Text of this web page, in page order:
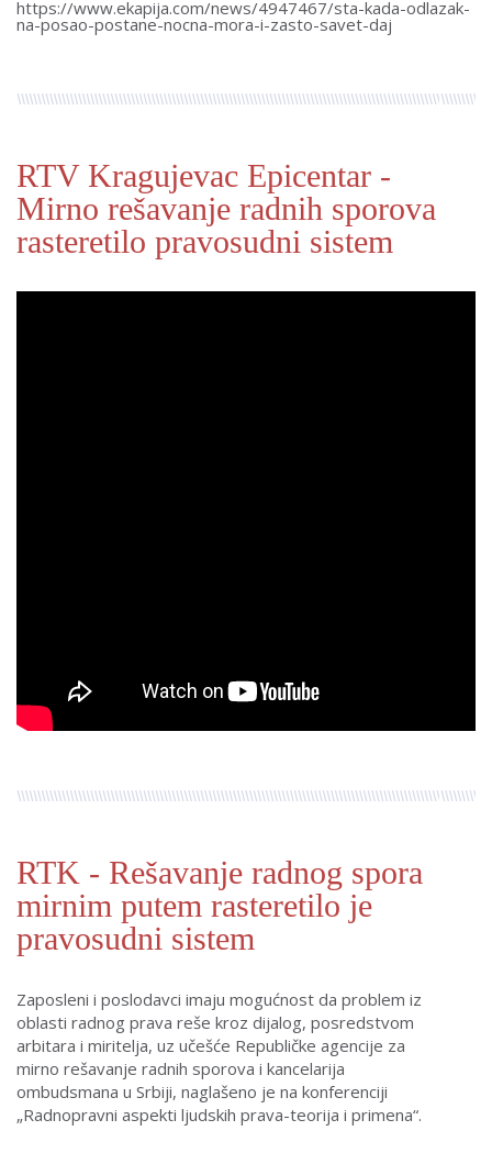
https://www.ekapija.com/news/4947467/sta-kada-odlazak-
na-posao-postane-nocna-mora-i-zasto-savet-daj
RTV Kragujevac Epicentar -
Mirno rešavanje radnih sporova
rasteretilo pravosudni sistem
RTK - Rešavanje radnog spora
mirnim putem rasteretilo je
pravosudni sistem
Zaposleni i poslodavci imaju mogućnost da problem iz
oblasti radnog prava reše kroz dijalog, posredstvom
arbitara i miritelja, uz učešće Republičke agencije za
mirno rešavanje radnih sporova i kancelarija
ombudsmana u Srbiji, naglašeno je na konferenciji
„Radnopravni aspekti ljudskih prava-teorija i primena“.